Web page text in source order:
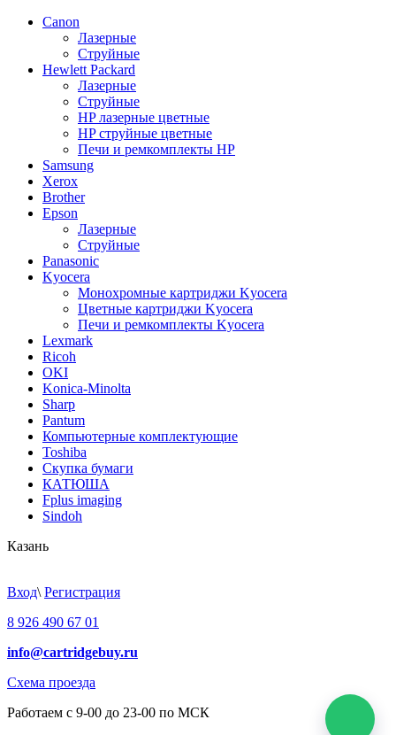
Canon
Лазерные
Струйные
Hewlett Packard
Лазерные
Струйные
HP лазерные цветные
HP струйные цветные
Печи и ремкомплекты HP
Samsung
Xerox
Brother
Epson
Лазерные
Струйные
Panasonic
Kyocera
Монохромные картриджи Kyocera
Цветные картриджи Kyocera
Печи и ремкомплекты Kyocera
Lexmark
Ricoh
OKI
Konica-Minolta
Sharp
Pantum
Компьютерные комплектующие
Toshiba
Скупка бумаги
КАТЮША
Fplus imaging
Sindoh
Казань
Вход\ Регистрация
8 926 490 67 01
info@cartridgebuy.ru
Схема проезда
Работаем с 9-00 до 23-00 по МСК